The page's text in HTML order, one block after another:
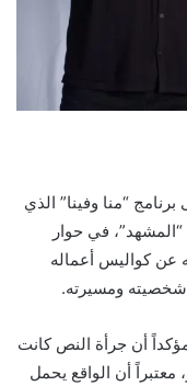
“منا وفينا” الذي
في حوار
عن كواليس أعماله
شخصيته ومسيرته.
أن جرأة النص كانت
أن الواقع يحمل